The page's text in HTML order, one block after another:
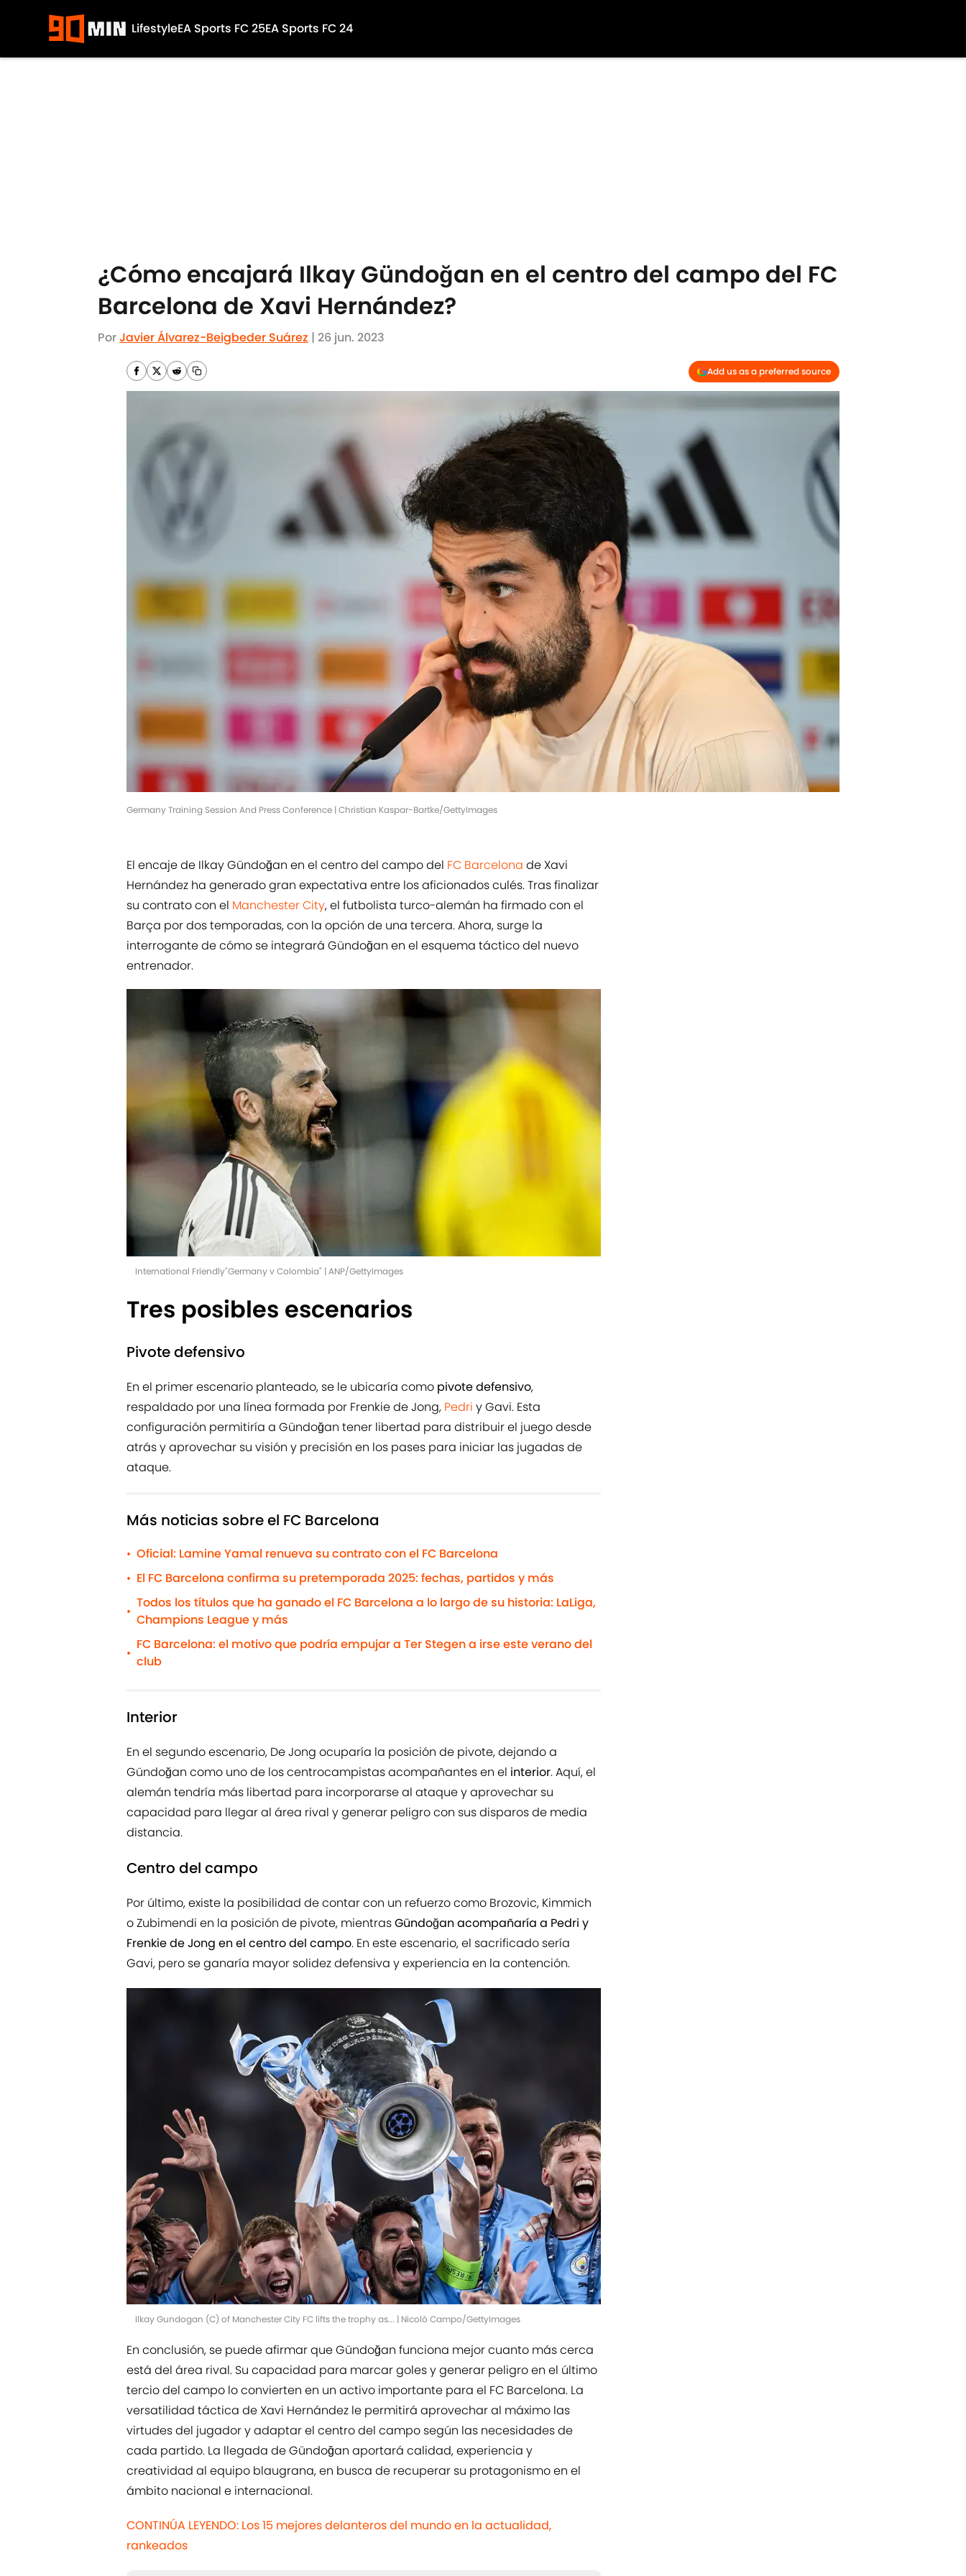
LifestyleEA Sports FC 25EA Sports FC 24
¿Cómo encajará Ilkay Gündoğan en el centro del campo del FC
Barcelona de Xavi Hernández?
PorJavier Álvarez-Beigbeder Suárez | 26 jun. 2023
Add us as a preferred source
Germany Training Session And Press Conference | Christian Kaspar-Bartke/GettyImages
El encaje de Ilkay Gündoğan en el centro del campo del FC Barcelona de Xavi
Hernández ha generado gran expectativa entre los aficionados culés. Tras finalizar
su contrato con el Manchester City, el futbolista turco-alemán ha firmado con el
Barça por dos temporadas, con la opción de una tercera. Ahora, surge la
interrogante de cómo se integrará Gündoğan en el esquema táctico del nuevo
entrenador.
International Friendly"Germany v Colombia" | ANP/GettyImages
Tres posibles escenarios
Pivote defensivo
En el primer escenario planteado, se le ubicaría como pivote defensivo,
respaldado por una línea formada por Frenkie de Jong, Pedri y Gavi. Esta
configuración permitiría a Gündoğan tener libertad para distribuir el juego desde
atrás y aprovechar su visión y precisión en los pases para iniciar las jugadas de
ataque.
Más noticias sobre el FC Barcelona
• Oficial: Lamine Yamal renueva su contrato con el FC Barcelona
• El FC Barcelona confirma su pretemporada 2025: fechas, partidos y más
•
Todos los títulos que ha ganado el FC Barcelona a lo largo de su historia: LaLiga,
Champions League y más
•
FC Barcelona: el motivo que podría empujar a Ter Stegen a irse este verano del
club
Interior
En el segundo escenario, De Jong ocuparía la posición de pivote, dejando a
Gündoğan como uno de los centrocampistas acompañantes en el interior. Aquí, el
alemán tendría más libertad para incorporarse al ataque y aprovechar su
capacidad para llegar al área rival y generar peligro con sus disparos de media
distancia.
Centro del campo
Por último, existe la posibilidad de contar con un refuerzo como Brozovic, Kimmich
o Zubimendi en la posición de pivote, mientrasGündoğan acompañaría a Pedri y
Frenkie de Jong en el centro del campo. En este escenario, el sacrificado sería
Gavi, pero se ganaría mayor solidez defensiva y experiencia en la contención.
Ilkay Gundogan (C) of Manchester City FC lifts the trophy as... | Nicolò Campo/GettyImages
En conclusión, se puede afirmar que Gündoğan funciona mejor cuanto más cerca
está del área rival. Su capacidad para marcar goles y generar peligro en el último
tercio del campo lo convierten en un activo importante para el FC Barcelona. La
versatilidad táctica de Xavi Hernández le permitirá aprovechar al máximo las
virtudes del jugador y adaptar el centro del campo según las necesidades de
cada partido. La llegada de Gündoğan aportará calidad, experiencia y
creatividad al equipo blaugrana, en busca de recuperar su protagonismo en el
ámbito nacional e internacional.
CONTINÚA LEYENDO: Los 15 mejores delanteros del mundo en la actualidad,
rankeados